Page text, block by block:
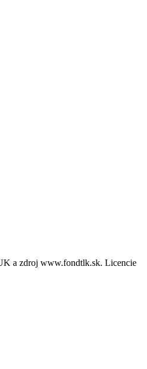
a zdroj www.fondtlk.sk. Licencie